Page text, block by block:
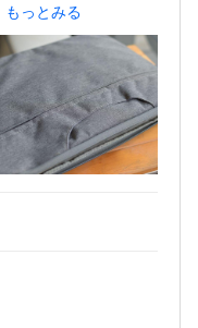
感があります。
、明る過ぎないグレ
。
度で用途として求め
時にある程度のクッ
撃耐性を重視される
るのがよいでしょ
格からすれば満足
もっとみる